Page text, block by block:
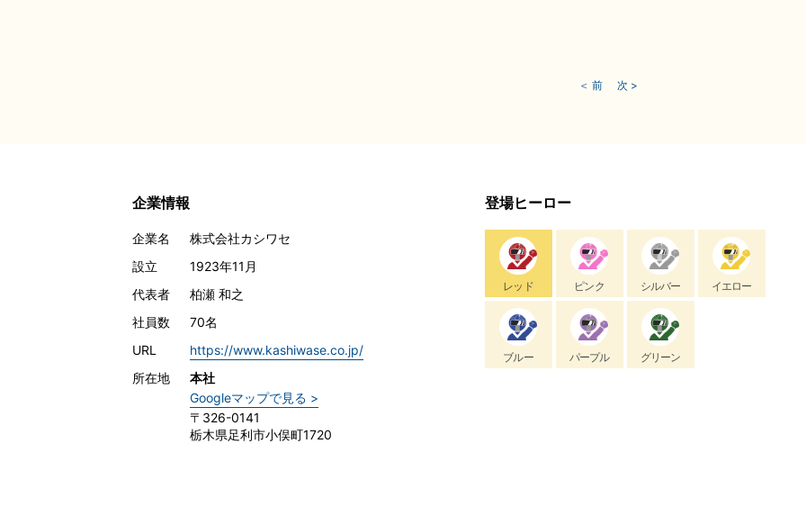
＜ 前 次 >
企業情報
企業名
株式会社カシワセ
設立
1923年11月
代表者
柏瀬 和之
社員数
70名
URL
https://www.kashiwase.co.jp/
所在地
本社
Googleマップで見る >
〒326-0141
栃木県足利市小俣町1720
登場ヒーロー
レッド ピンク シルバー イエロー
ブルー パープル グリーン